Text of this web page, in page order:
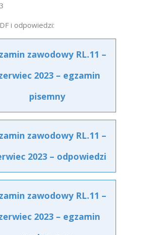
i odpowiedzi:
zawodowy RL.11 –
2023 – egzamin
pisemny
zawodowy RL.11 –
2023 – odpowiedzi
zawodowy RL.11 –
2023 – egzamin